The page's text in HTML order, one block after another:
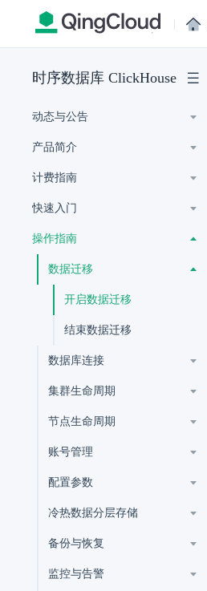
|
时序数据库 ClickHouse
动态与公告
产品简介
计费指南
快速入门
操作指南
数据迁移
开启数据迁移
结束数据迁移
数据库连接
集群生命周期
节点生命周期
账号管理
配置参数
冷热数据分层存储
备份与恢复
监控与告警